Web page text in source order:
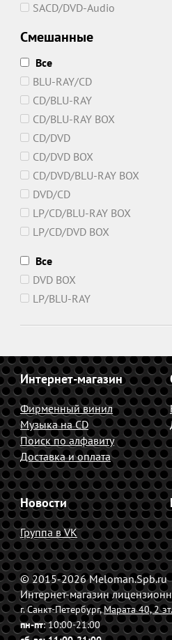
SACD/DVD-Audio
Смешанные
Все
BLU-RAY/CD
CD/BLU-RAY
CD/BLU-RAY BOX
CD/DVD
CD/DVD BOX
CD/DVD/BLU-RAY BOX
DVD/CD
LP/CD/BLU-RAY BOX
LP/CD/DVD BOX
Все
DVD BOX
LP/BLU-RAY
Интернет-магазин
Фирменный винил
Музыка на CD
Поиск по алфавиту
Доставка и оплата
Новости
Группа в VK
© 2015-2026 Meloman.Spb.ru
Интернет-магазин
г. Санкт-Петербург,Марата 40, 2 эт.
пн-пт: 10:00-21:00